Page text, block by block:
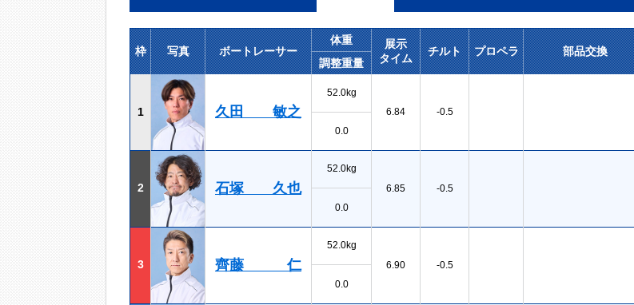
枠 写真 ボートレーサー
体重
展示
タイム
チルト プロペラ 部品交換
調整重量
1 久田 敏之
52.0kg
6.84
-0.5
0.0
2 石塚 久也
52.0kg
6.85
-0.5
0.0
3 齊藤 仁
52.0kg
6.90
-0.5
0.0